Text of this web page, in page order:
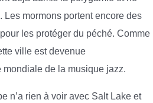
Les mormons portent encore des
les protéger du péché. Comme
ville est devenue
de la musique jazz.
n’a rien à voir avec Salt Lake et